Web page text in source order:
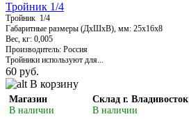
Тройник 1/4
Тройник 1/4
Габаритные размеры (ДхШхВ), мм: 25х16х8
Вес, кг: 0,005
Производитель: Россия
Тройники используют для...
60 руб.
В корзину
Магазин
В наличии
Склад г. Владивосток
В наличии